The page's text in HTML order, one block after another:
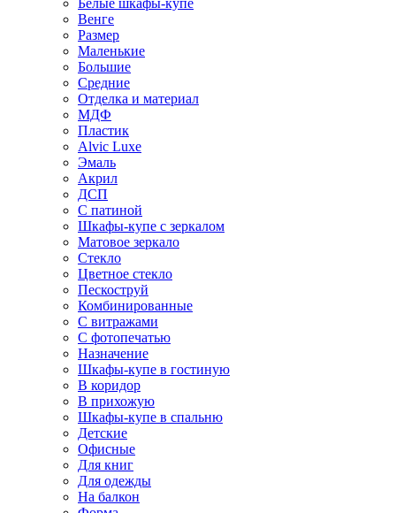
Белые шкафы-купе
Венге
Размер
Маленькие
Большие
Средние
Отделка и материал
МДФ
Пластик
Alvic Luxe
Эмаль
Акрил
ДСП
С патиной
Шкафы-купе с зеркалом
Матовое зеркало
Стекло
Цветное стекло
Пескоструй
Комбинированные
С витражами
С фотопечатью
Назначение
Шкафы-купе в гостиную
В коридор
В прихожую
Шкафы-купе в спальню
Детские
Офисные
Для книг
Для одежды
На балкон